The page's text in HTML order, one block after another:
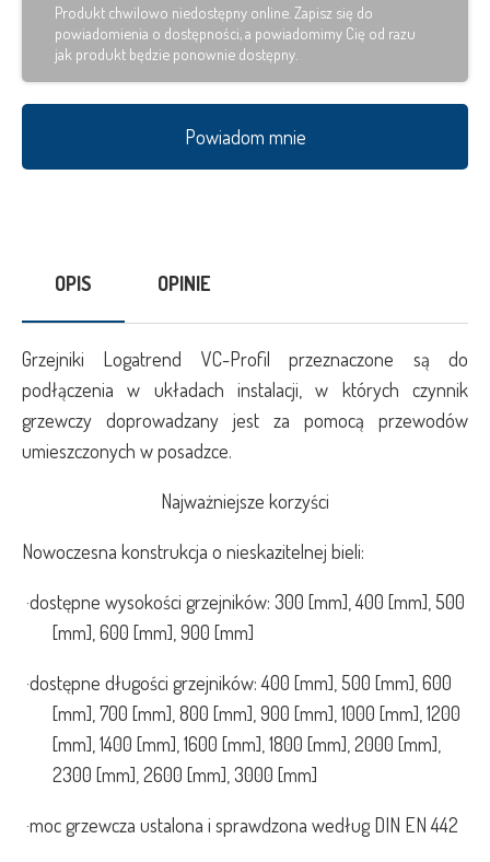
Produkt chwilowo niedostępny online. Zapisz się do
powiadomienia o dostępności, a powiadomimy Cię od razu
jak produkt będzie ponownie dostępny.
Powiadom mnie
OPIS OPINIE
Grzejniki Logatrend VC-Profil przeznaczone są do
podłączenia w układach instalacji, w których czynnik
grzewczy doprowadzany jest za pomocą przewodów
umieszczonych w posadzce.
Najważniejsze korzyści
Nowoczesna konstrukcja o nieskazitelnej bieli:
·dostępne wysokości grzejników: 300 [mm], 400 [mm], 500
[mm], 600 [mm], 900 [mm]
·dostępne długości grzejników: 400 [mm], 500 [mm], 600
[mm], 700 [mm], 800 [mm], 900 [mm], 1000 [mm], 1200
[mm], 1400 [mm], 1600 [mm], 1800 [mm], 2000 [mm],
2300 [mm], 2600 [mm], 3000 [mm]
·moc grzewcza ustalona i sprawdzona według DIN EN 442